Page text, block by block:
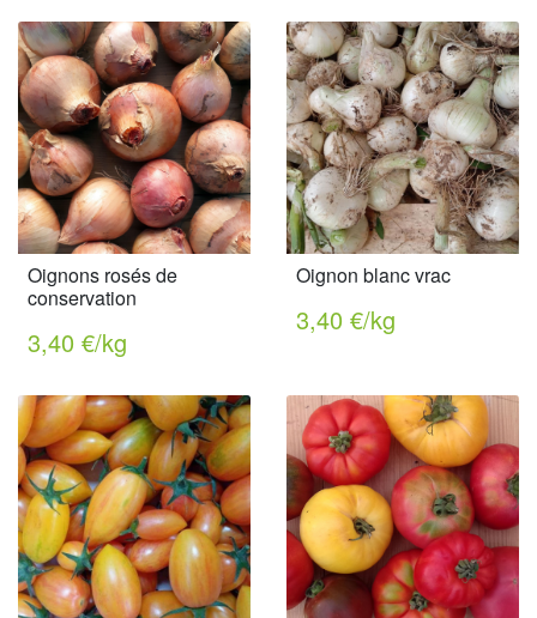
Oignons rosés de
conservation
3,40 €/kg
Oignon blanc vrac
3,40 €/kg